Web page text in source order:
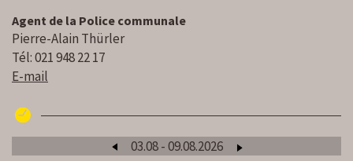
Agent de la Police communale
Pierre-Alain Thürler
Tél: 021 948 22 17
E-mail
03.08 - 09.08.2026